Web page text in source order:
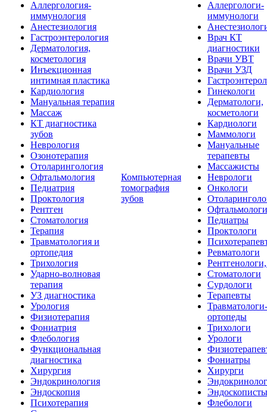
Аллергология-
иммунология
Анестезиология
Гастроэнтерология
Дерматология,
косметология
Инъекционная
интимная пластика
Кардиология
Мануальная терапия
Массаж
КТ диагностика
зубов
Неврология
Озонотерапия
Отоларингология
Офтальмология
Педиатрия
Проктология
Рентген
Стоматология
Терапия
Травматология и
ортопедия
Трихология
Ударно-волновая
терапия
УЗ диагностика
Урология
Физиотерапия
Фониатрия
Флебология
Функциональная
диагностика
Хирургия
Эндокринология
Эндоскопия
Психотерапия
Компьютерная
томография
зубов
Аллергологи-
иммунологи
Врач КТ
диагностики
Врачи УВТ
Врачи УЗД
Гинекологи
Дерматологи,
косметологи
Кардиологи
Маммологи
Мануальные
терапевты
Массажисты
Неврологи
Онкологи
Офтальмологи
Педиатры
Проктологи
Ревматологи
Стоматологи
Сурдологи
Терапевты
Травматологи-
ортопеды
Трихологи
Урологи
Фониатры
Хирурги
Эндоскописты
Флебологи